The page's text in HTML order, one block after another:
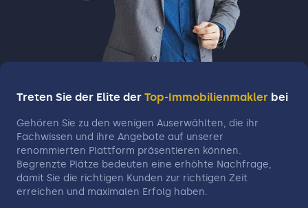
Treten Sie der Elite der Top-Immobilienmakler bei
Gehören Sie zu den wenigen Auserwählten, die ihr
Fachwissen und ihre Angebote auf unserer
renommierten Plattform präsentieren können.
Begrenzte Plätze bedeuten eine erhöhte Nachfrage,
damit Sie die richtigen Kunden zur richtigen Zeit
erreichen und maximalen Erfolg haben.